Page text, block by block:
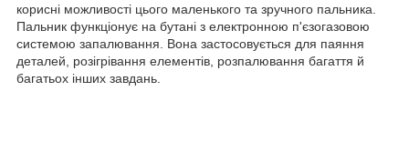
корисні можливості цього маленького та зручного пальника.
Пальник функціонує на бутані з електронною п'єзогазовою
системою запалювання. Вона застосовується для паяння
деталей, розігрівання елементів, розпалювання багаття й
багатьох інших завдань.